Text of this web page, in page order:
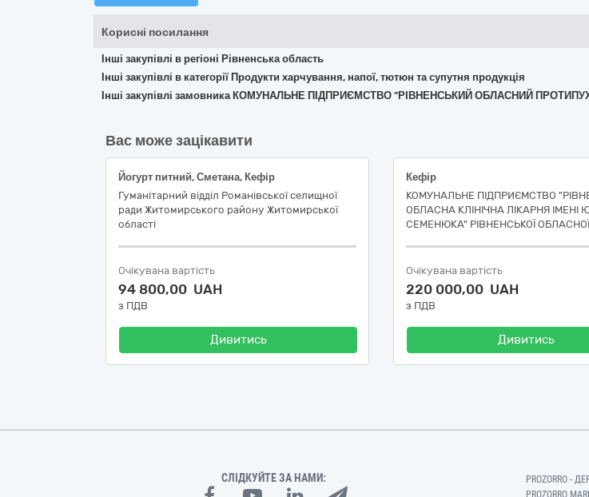
Корисні посилання
Інші закупівлі в регіоні Рівненська область
Інші закупівлі в категорії Продукти харчування, напої, тютюн та супутня продукція
Інші закупівлі замовника КОМУНАЛЬНЕ ПІДПРИЄМСТВО "РІВНЕНСЬКИЙ ОБЛАСНИЙ
Вас може зацікавити
Йогурт питний, Сметана, Кефір
Гуманітарний відділ Романівської селищної
ради Житомирського району Житомирської
області
Очікувана вартість
94 800,00 UAH
з ПДВ
Дивитись
Кефір
КОМУНАЛЬНЕ ПІДПРИЄМСТВО
ОБЛАСНА КЛІНІЧНА ЛІКАРНЯ ІМЕНІ
СЕМЕНЮКА" РІВНЕНСЬКОЇ
Очікувана вартість
220 000,00 UAH
з ПДВ
Дивитись
СЛІДКУЙТЕ ЗА НАМИ:
PROZORRO -
PROZORRO